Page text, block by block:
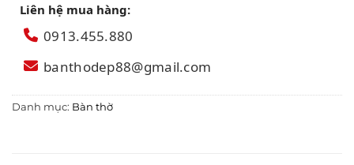
Liên hệ mua hàng:
0913.455.880
banthodep88@gmail.com
Danh mục: Bàn thờ